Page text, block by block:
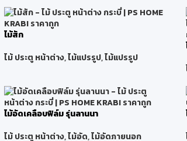
ไม้สัก
ไม้ ประตู หน้าต่าง,ไม้แปรรูป,ไม้แปรรูป
ไม้อัดเคลือบฟิล์ม รุ่นลานนา
ไม้ ประตู หน้าต่าง,ไม้อัด,ไม้อัดภายนอก